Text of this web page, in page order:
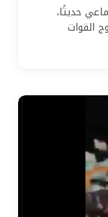
حديثًا،
القوات